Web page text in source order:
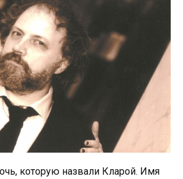
которую назвали Кларой. Имя